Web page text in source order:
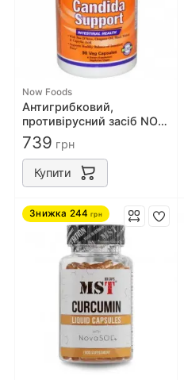
Now Foods
Антигрибковий,
противірусний засіб NOW
Foods Candida Support 90
caps
739 грн
Купити
Знижка 244 грн